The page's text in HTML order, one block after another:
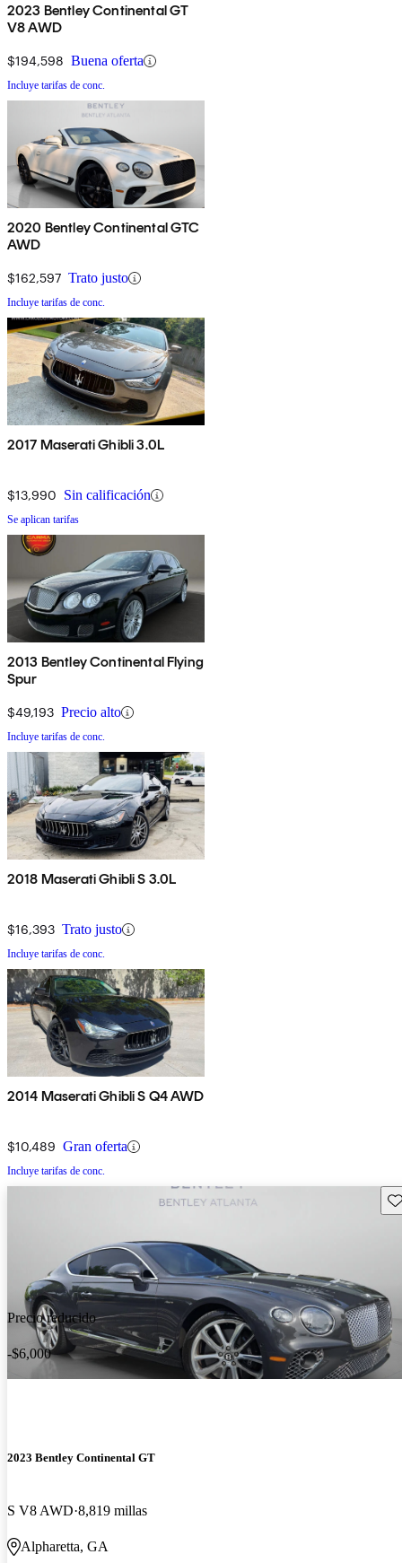
2023 Bentley Continental GT
V8 AWD
$194,598 Buena oferta
Incluye tarifas de conc.
2020 Bentley Continental GTC
AWD
$162,597 Trato justo
Incluye tarifas de conc.
2017 Maserati Ghibli 3.0L
$13,990 Sin calificación
Se aplican tarifas
2013 Bentley Continental Flying
Spur
$49,193 Precio alto
Incluye tarifas de conc.
2018 Maserati Ghibli S 3.0L
$16,393 Trato justo
Incluye tarifas de conc.
2014 Maserati Ghibli S Q4 AWD
$10,489 Gran oferta
Incluye tarifas de conc.
Precio reducido
-$6,000
2023 Bentley Continental GT
S V8 AWD 8,819 millas
Alpharetta, GA